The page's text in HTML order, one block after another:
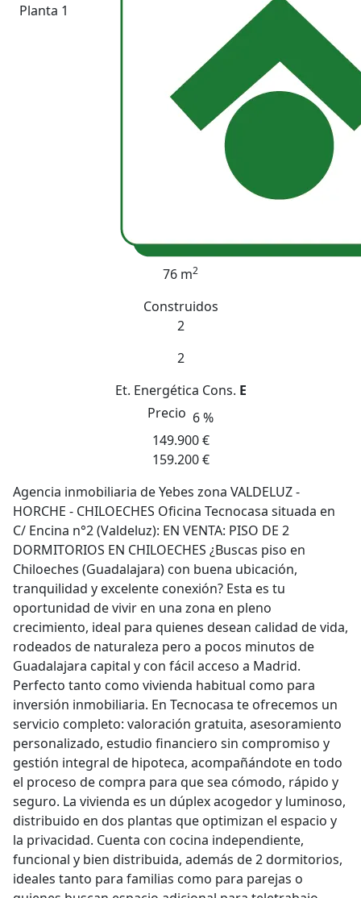
Planta 1
76 m2
Construidos
2
2
Et. Energética Cons. E
Precio 6 %
149.900 €
159.200 €
Agencia inmobiliaria de Yebes zona VALDELUZ -
HORCHE - CHILOECHES Oficina Tecnocasa situada en
C/ Encina n°2 (Valdeluz): EN VENTA: PISO DE 2
DORMITORIOS EN CHILOECHES ¿Buscas piso en
Chiloeches (Guadalajara) con buena ubicación,
tranquilidad y excelente conexión? Esta es tu
oportunidad de vivir en una zona en pleno
crecimiento, ideal para quienes desean calidad de vida,
rodeados de naturaleza pero a pocos minutos de
Guadalajara capital y con fácil acceso a Madrid.
Perfecto tanto como vivienda habitual como para
inversión inmobiliaria. En Tecnocasa te ofrecemos un
servicio completo: valoración gratuita, asesoramiento
personalizado, estudio financiero sin compromiso y
gestión integral de hipoteca, acompañándote en todo
el proceso de compra para que sea cómodo, rápido y
seguro. La vivienda es un dúplex acogedor y luminoso,
distribuido en dos plantas que optimizan el espacio y
la privacidad. Cuenta con cocina independiente,
funcional y bien distribuida, además de 2 dormitorios,
ideales tanto para familias como para parejas o